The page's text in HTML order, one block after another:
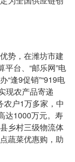
势，在潍坊市建
台、“邮乐网”电
“逢9促销”“919电
现农产品寄递
农户1万多家，中
达1000万元。寿
乡村三级物流体
蔬菜优惠购，助